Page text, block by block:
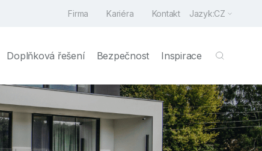
Firma Kariéra Kontakt Jazyk:CZ
Doplňková řešení Bezpečnost Inspirace